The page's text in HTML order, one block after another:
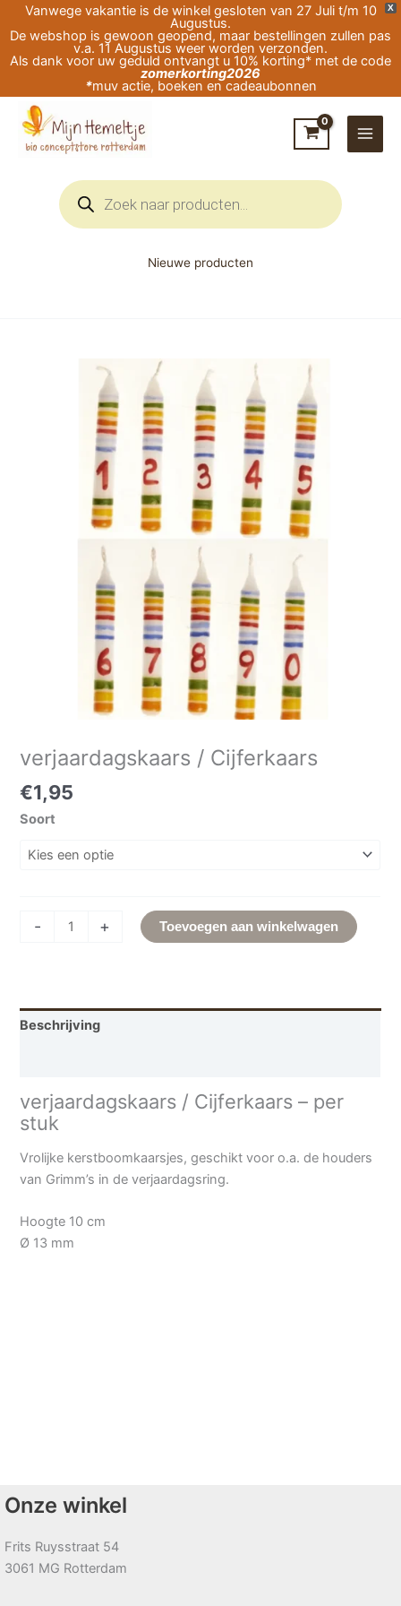
X
Vanwege vakantie is de winkel gesloten van 27 Juli t/m 10
Augustus.
De webshop is gewoon geopend, maar bestellingen zullen pas
v.a. 11 Augustus weer worden verzonden.
Als dank voor uw geduld ontvangt u 10% korting* met de code
zomerkorting2026
*muv actie, boeken en cadeaubonnen
naar
de
Producten
zoeken
Nieuwe producten
verjaardagskaars / Cijferkaars
€1,95
Soort
-
verjaardagskaars
+ Toevoegen aan winkelwagen
Beschrijving
verjaardagskaars / Cijferkaars – per
stuk
Vrolijke kerstboomkaarsjes, geschikt voor o.a. de houders
van Grimm’s in de verjaardagsring.
Hoogte 10 cm
Ø 13 mm
Onze winkel
Frits Ruysstraat 54
3061 MG Rotterdam